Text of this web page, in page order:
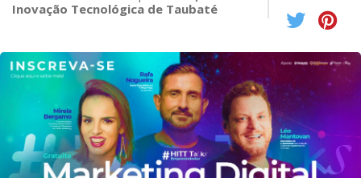
Inovação Tecnológica de Taubaté